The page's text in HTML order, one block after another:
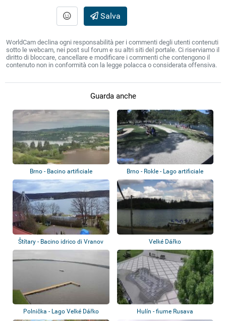
Salva
WorldCam declina ogni responsabilità per i commenti degli utenti contenuti
sotto le webcam, nei post sul forum e su altri siti del portale. Ci riserviamo il
diritto di bloccare, cancellare e modificare i commenti che contengono il
contenuto non in conformità con la legge polacca o considerata offensiva.
Guarda anche
Brno - Bacino artificiale
Brno - Rokle - Lago artificiale
Kníničky
Štítary - Bacino idrico di Vranov Velké Dářko
Polnička - Lago Velké Dářko Hulín - fiume Rusava